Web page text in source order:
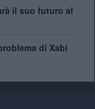
il suo futuro al
di Xabi